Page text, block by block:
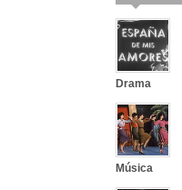
Drama
Música